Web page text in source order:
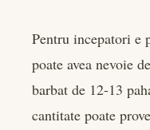
Pentru incepatori e
poate avea nevoie
barbat de 12-13
cantitate poate